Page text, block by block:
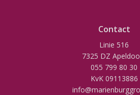
Contact
Linie 516
7325 DZ
055 799 80 30
KvK 09113886